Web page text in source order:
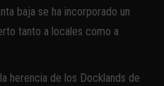
baja se ha incorporado un
tanto a locales como a
herencia de los Docklands de